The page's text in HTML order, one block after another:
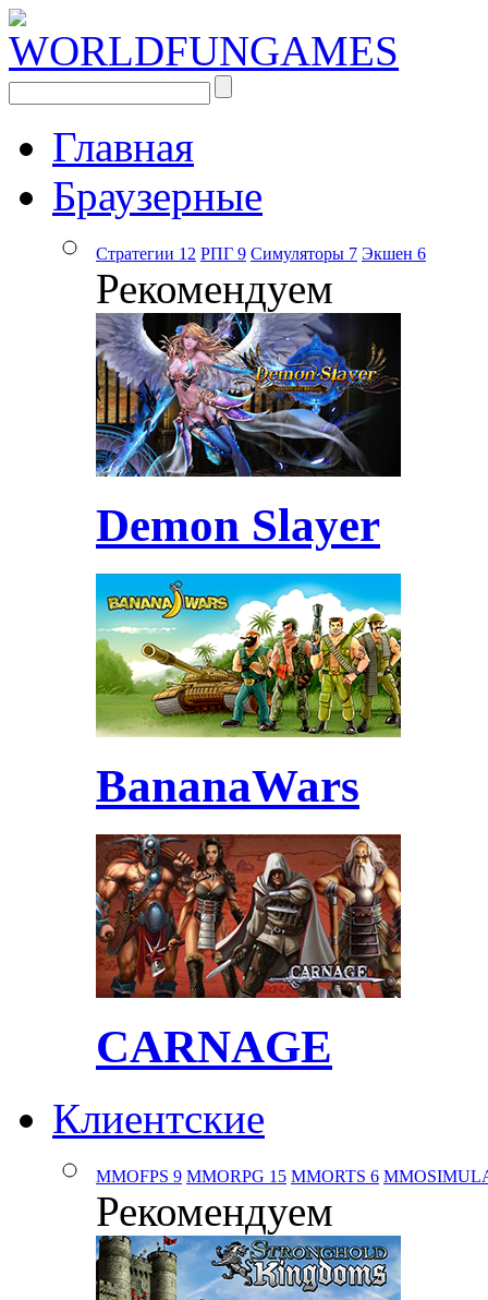
Главная
Браузерные
Стратегии 12 РПГ 9 Симуляторы 7 Экшен 6
Рекомендуем
Demon Slayer
BananaWars
CARNAGE
Клиентские
MMOFPS 9 MMORPG 15 MMORTS 6
Рекомендуем